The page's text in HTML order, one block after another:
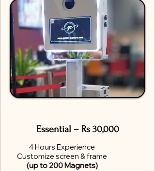
​Essential – Rs 30,000
4 Hours Experience
Customize screen & frame
(up to 200 Magnets)